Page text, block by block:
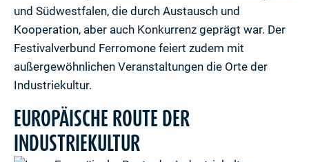
und Südwestfalen, die durch Austausch und
Kooperation, aber auch Konkurrenz geprägt war. Der
Festivalverbund Ferromone feiert zudem mit
außergewöhnlichen Veranstaltungen die Orte der
Industriekultur.
EUROPÄISCHE ROUTE DER
INDUSTRIEKULTUR